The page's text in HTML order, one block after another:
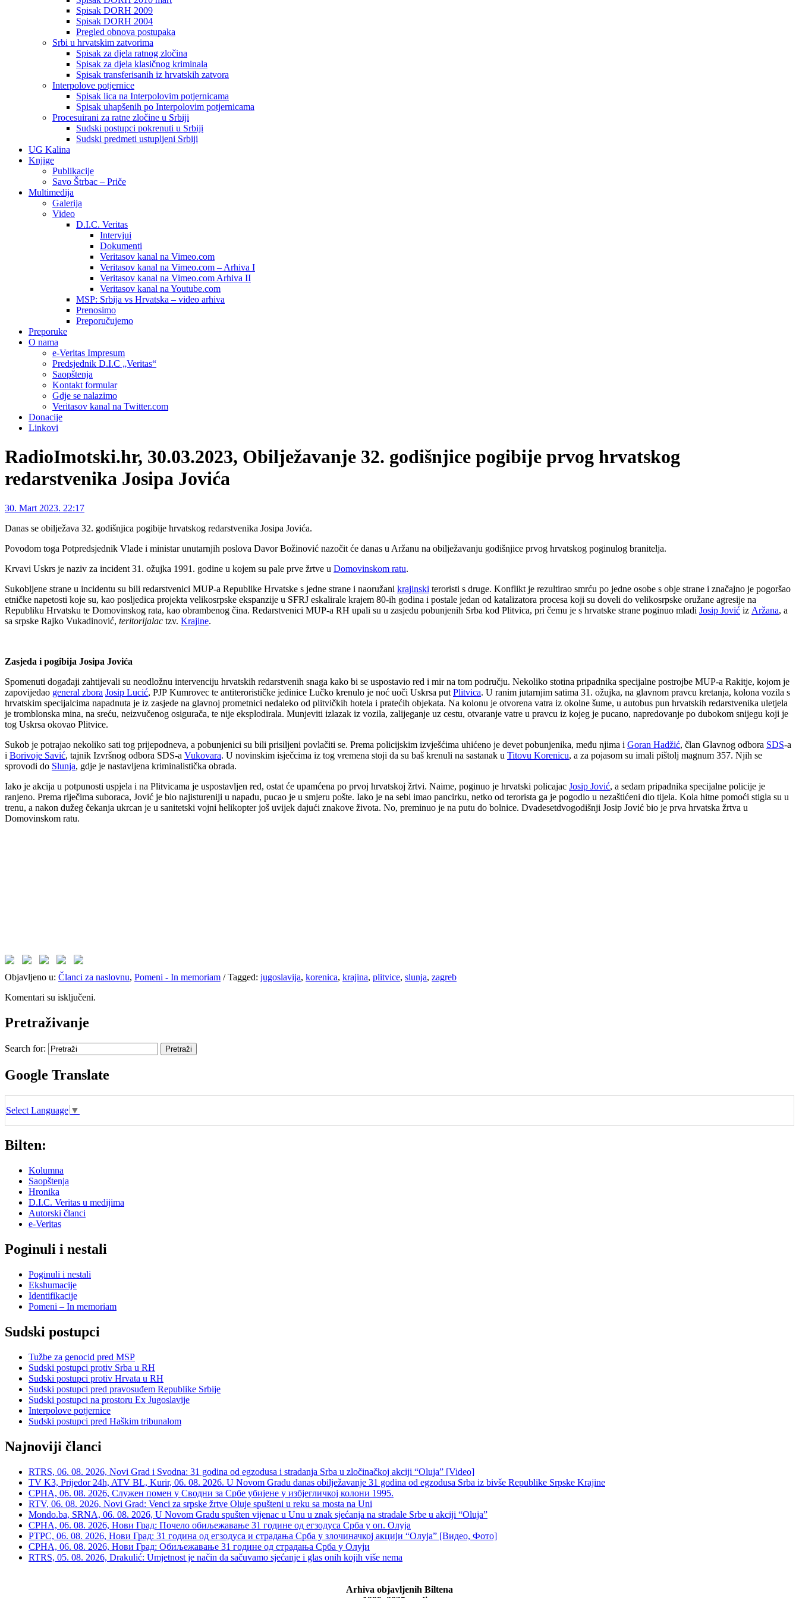
Spisak DORH 2009
Spisak DORH 2004
Pregled obnova postupaka
Srbi u hrvatskim zatvorima
Spisak za djela ratnog zločina
Spisak za djela klasičnog kriminala
Spisak transferisanih iz hrvatskih zatvora
Interpolove potjernice
Spisak lica na Interpolovim potjernicama
Spisak uhapšenih po Interpolovim potjernicama
Procesuirani za ratne zločine u Srbiji
Sudski postupci pokrenuti u Srbiji
Sudski predmeti ustupljeni Srbiji
UG Kalina
Knjige
Publikacije
Savo Štrbac – Priče
Multimedija
Galerija
Video
D.I.C. Veritas
Intervjui
Dokumenti
Veritasov kanal na Vimeo.com
Veritasov kanal na Vimeo.com – Arhiva I
Veritasov kanal na Vimeo.com Arhiva II
Veritasov kanal na Youtube.com
MSP: Srbija vs Hrvatska – video arhiva
Prenosimo
Preporučujemo
Preporuke
O nama
e-Veritas Impresum
Predsjednik D.I.C „Veritas“
Saopštenja
Kontakt formular
Gdje se nalazimo
Veritasov kanal na Twitter.com
Donacije
Linkovi
RadioImotski.hr, 30.03.2023, Obilježavanje 32. godišnjice pogibije prvog hrvatskog
redarstvenika Josipa Jovića
30. Mart 2023. 22:17
Danas se obilježava 32. godišnjica pogibije hrvatskog redarstvenika Josipa Jovića.
Povodom toga Potpredsjednik Vlade i ministar unutarnjih poslova Davor Božinović nazočit će danas u Aržanu na obilježavanju godišnjice prvog hrvatskog poginulog branitelja.
Krvavi Uskrs je naziv za incident 31. ožujka 1991. godine u kojem su pale prve žrtve u Domovinskom ratu.
Sukobljene strane u incidentu su bili redarstvenici MUP-a Republike Hrvatske s jedne strane i naoružani krajinski teroristi s druge. Konflikt je rezultirao smrću po jedne osobe s obje strane i značajno je pogoršao
etničke napetosti koje su, kao posljedica projekta velikosrpske ekspanzije u SFRJ eskalirale krajem 80-ih godina i postale jedan od katalizatora procesa koji su doveli do velikosrpske oružane agresije na
Republiku Hrvatsku te Domovinskog rata, kao obrambenog čina. Redarstvenici MUP-a RH upali su u zasjedu pobunjenih Srba kod Plitvica, pri čemu je s hrvatske strane poginuo mladi Josip Jović iz Aržana, a
sa srpske Rajko Vukadinović, teritorijalac tzv. Krajine.
Zasjeda i pogibija Josipa Jovića
Spomenuti događaji zahtijevali su neodložnu intervenciju hrvatskih redarstvenih snaga kako bi se uspostavio red i mir na tom području. Nekoliko stotina pripadnika specijalne postrojbe MUP-a Rakitje, kojom je
zapovijedao general zbora Josip Lucić, PJP Kumrovec te antiterorističke jedinice Lučko krenulo je noć uoči Uskrsa put Plitvica. U ranim jutarnjim satima 31. ožujka, na glavnom pravcu kretanja, kolona vozila s
hrvatskim specijalcima napadnuta je iz zasjede na glavnoj prometnici nedaleko od plitvičkih hotela i pratećih objekata. Na kolonu je otvorena vatra iz okolne šume, u autobus pun hrvatskih redarstvenika uletjela
je tromblonska mina, na sreću, neizvučenog osigurača, te nije eksplodirala. Munjeviti izlazak iz vozila, zalijeganje uz cestu, otvaranje vatre u pravcu iz kojeg je pucano, napredovanje po dubokom snijegu koji je
tog Uskrsa okovao Plitvice.
Sukob je potrajao nekoliko sati tog prijepodneva, a pobunjenici su bili prisiljeni povlačiti se. Prema policijskim izvješćima uhićeno je devet pobunjenika, među njima i Goran Hadžić, član Glavnog odbora SDS-a
i Borivoje Savić, tajnik Izvršnog odbora SDS-a Vukovara. U novinskim isječcima iz tog vremena stoji da su baš krenuli na sastanak u Titovu Korenicu, a za pojasom su imali pištolj magnum 357. Njih se
sprovodi do Slunja, gdje je nastavljena kriminalistička obrada.
Iako je akcija u potpunosti uspjela i na Plitvicama je uspostavljen red, ostat će upamćena po prvoj hrvatskoj žrtvi. Naime, poginuo je hrvatski policajac Josip Jović, a sedam pripadnika specijalne policije je
ranjeno. Prema riječima suboraca, Jović je bio najistureniji u napadu, pucao je u smjeru pošte. Iako je na sebi imao pancirku, netko od terorista ga je pogodio u nezaštićeni dio tijela. Kola hitne pomoći stigla su u
trenu, a nakon dužeg čekanja ukrcan je u sanitetski vojni helikopter još uvijek dajući znakove života. No, preminuo je na putu do bolnice. Dvadesetdvogodišnji Josip Jović bio je prva hrvatska žrtva u
Domovinskom ratu.
Objavljeno u: Članci za naslovnu, Pomeni - In memoriam /Tagged: jugoslavija, korenica, krajina, plitvice, slunja, zagreb
Komentari su isključeni.
Pretraživanje
Search for:
Google Translate
Select Language ▼
Bilten:
Kolumna
Saopštenja
Hronika
D.I.C. Veritas u medijima
Autorski članci
e-Veritas
Poginuli i nestali
Poginuli i nestali
Ekshumacije
Identifikacije
Pomeni – In memoriam
Sudski postupci
Tužbe za genocid pred MSP
Sudski postupci protiv Srba u RH
Sudski postupci protiv Hrvata u RH
Sudski postupci pred pravosuđem Republike Srbije
Sudski postupci na prostoru Ex Jugoslavije
Interpolove potjernice
Sudski postupci pred Haškim tribunalom
Najnoviji članci
RTRS, 06. 08. 2026, Novi Grad i Svodna: 31 godina od egzodusa i stradanja Srba u zločinačkoj akciji “Oluja” [Video]
TV K3, Prijedor 24h, ATV BL, Kurir, 06. 08. 2026. U Novom Gradu danas obilježavanje 31 godina od egzodusa Srba iz bivše Republike Srpske Krajine
СРНА, 06. 08. 2026, Служен помен у Сводни за Србе убијене у избјегличкој колони 1995.
RTV, 06. 08. 2026, Novi Grad: Venci za srpske žrtve Oluje spušteni u reku sa mosta na Uni
Mondo.ba, SRNA, 06. 08. 2026, U Novom Gradu spušten vijenac u Unu u znak sjećanja na stradale Srbe u akciji “Oluja”
СРНА, 06. 08. 2026, Нови Град: Почело обиљежавање 31 године од егзодуса Срба у оп. Олуја
РТРС, 06. 08. 2026, Нови Град: 31 година од егзодуса и страдања Срба у злочиначкој акцији “Олуја” [Видео, Фото]
СРНА, 06. 08. 2026, Нови Град: Обиљежавање 31 године од страдања Срба у Олуји
RTRS, 05. 08. 2026, Drakulić: Umjetnost je način da sačuvamo sjećanje i glas onih kojih više nema
Arhiva objavljenih Biltena